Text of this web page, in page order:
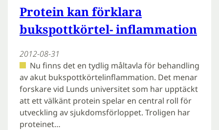
Protein kan förklara
bukspottkörtel- inflammation
2012-08-31
Nu finns det en tydlig måltavla för behandling
av akut bukspottkörtelinflammation. Det menar
forskare vid Lunds universitet som har upptäckt
att ett välkänt protein spelar en central roll för
utveckling av sjukdomsförloppet. Troligen har
proteinet…